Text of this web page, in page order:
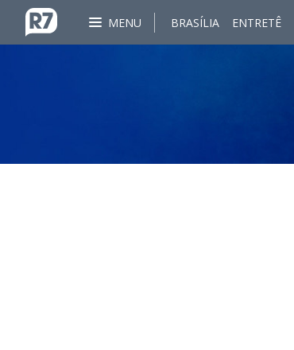
MENU BRASÍLIA ENTRETÊ